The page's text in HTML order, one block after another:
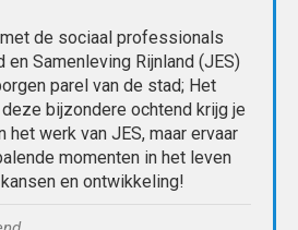
de sociaal professionals
en Samenleving Rijnland (JES)
parel van de stad; Het
bijzondere ochtend krijg je
het werk van JES, maar ervaar
momenten in het leven
en ontwikkeling!